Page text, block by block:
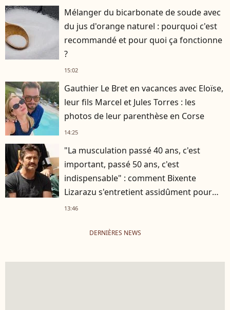
Mélanger du bicarbonate de soude avec
du jus d'orange naturel : pourquoi c'est
recommandé et pour quoi ça fonctionne
?
15:02
Gauthier Le Bret en vacances avec Eloïse,
leur fils Marcel et Jules Torres : les
photos de leur parenthèse en Corse
14:25
"La musculation passé 40 ans, c'est
important, passé 50 ans, c'est
indispensable" : comment Bixente
Lizarazu s'entretient assidûment pour
rester musclé à 56 ans ?
13:46
DERNIÈRES NEWS